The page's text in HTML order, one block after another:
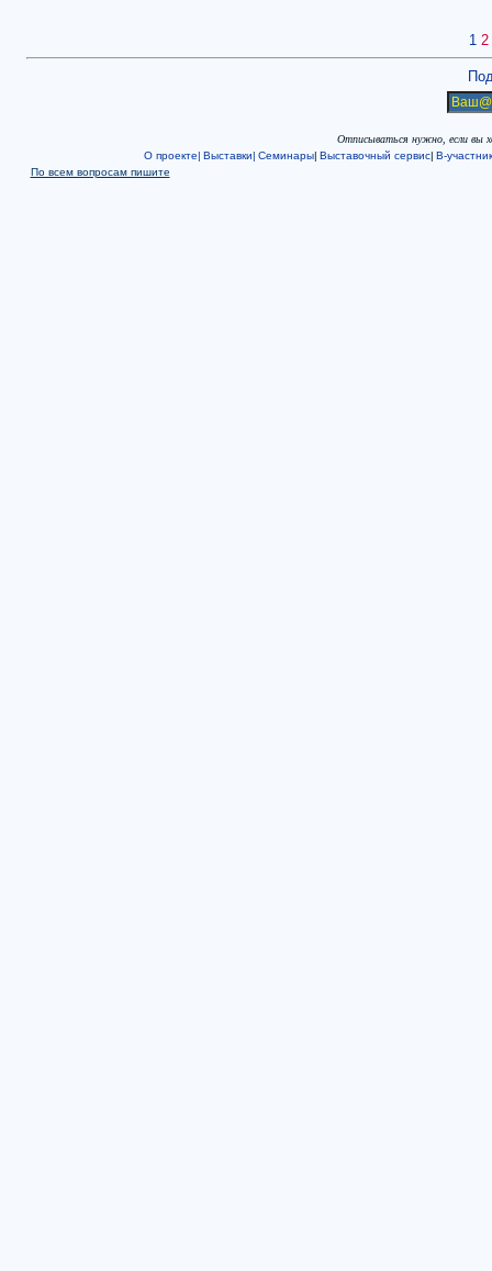
1 2
Отписываться нужно, если вы
О проекте| Выставки| Семинары| Выставочный сервис| В-
По всем вопросам пишите